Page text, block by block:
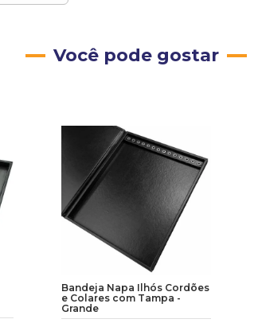
Você pode gostar
Bandeja Napa Ilhós Cordões
e Colares com Tampa -
Grande